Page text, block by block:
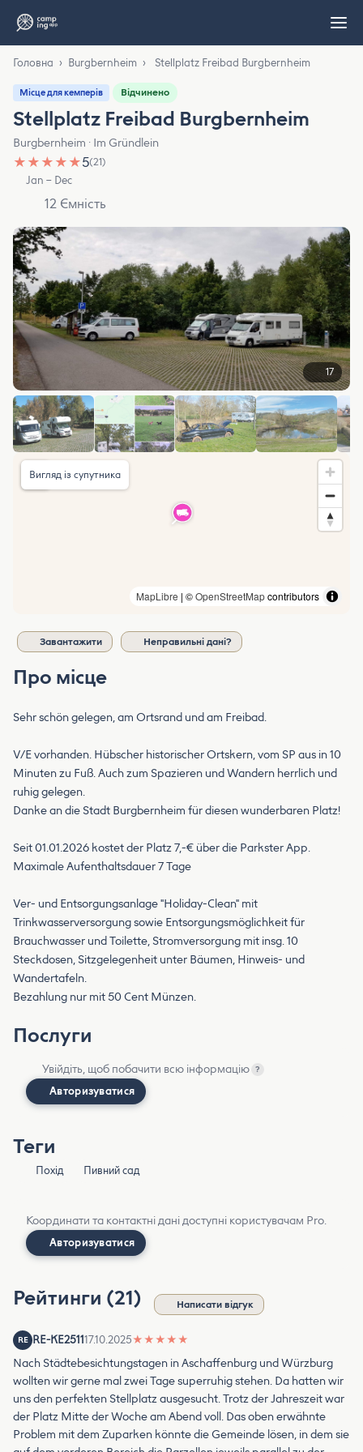
Головна › Burgbernheim › Stellplatz Freibad Burgbernheim
Місце для кемперів Відчинено
Stellplatz Freibad Burgbernheim
Burgbernheim · Im Gründlein
★ ★ ★ ★ ★5(21)
Jan – Dec
12 Ємність
17
MapLibre | ©OpenStreetMapcontributors
Вигляд із супутника
Завантажити Неправильні дані?
Про місце
Sehr schön gelegen, am Ortsrand und am Freibad.
V/E vorhanden. Hübscher historischer Ortskern, vom SP aus in 10
Minuten zu Fuß. Auch zum Spazieren und Wandern herrlich und
ruhig gelegen.
Danke an die Stadt Burgbernheim für diesen wunderbaren Platz!
Seit 01.01.2026 kostet der Platz 7,-€ über die Parkster App.
Maximale Aufenthaltsdauer 7 Tage
Ver- und Entsorgungsanlage "Holiday-Clean" mit
Trinkwasserversorgung sowie Entsorgungsmöglichkeit für
Brauchwasser und Toilette, Stromversorgung mit insg. 10
Steckdosen, Sitzgelegenheit unter Bäumen, Hinweis- und
Wandertafeln.
Bezahlung nur mit 50 Cent Münzen.
Послуги
Увійдіть, щоб побачити всю інформацію ?
Авторизуватися
Теги
Похід Пивний сад
Координати та контактні дані доступні користувачам Pro.
Авторизуватися
Рейтинги (21) Написати відгук
RE RE-KE251117.10.2025★ ★ ★ ★ ★
Nach Städtebesichtungstagen in Aschaffenburg und Würzburg
wollten wir gerne mal zwei Tage superruhig stehen. Da hatten wir
uns den perfekten Stellplatz ausgesucht. Trotz der Jahreszeit war
der Platz Mitte der Woche am Abend voll. Das oben erwähnte
Problem mit dem Zuparken könnte die Gemeinde lösen, in dem sie